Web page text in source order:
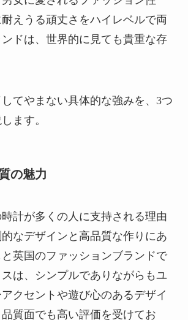
えうる頑丈さをハイレベルで両
ドは、世界的に見ても貴重な存
てやまない具体的な強みを、3つ
ます。
の魅力
計が多くの人に支持される理由
なデザインと高品質な作りにあ
英国のファッションブランドで
は、シンプルでありながらもユ
クセントや遊び心のあるデザイ
質面でも高い評価を受けてお